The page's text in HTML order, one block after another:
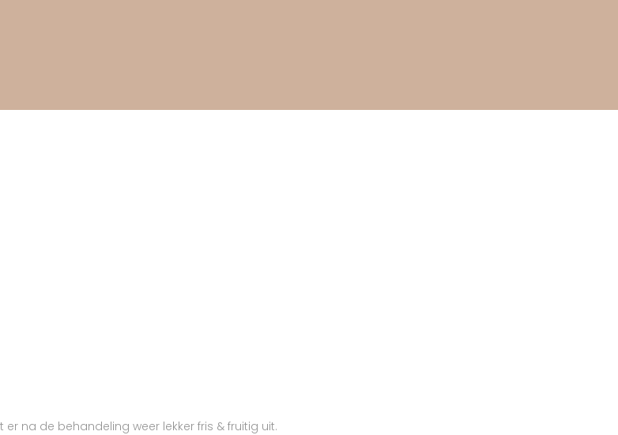
de behandeling weer lekker fris & fruitig uit.